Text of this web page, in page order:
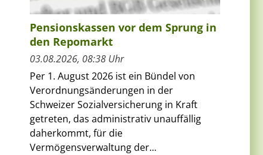
Pensionskassen vor dem Sprung in
den Repomarkt
03.08.2026, 08:38 Uhr
Per 1. August 2026 ist ein Bündel von
Verordnungsänderungen in der
Schweizer Sozialversicherung in Kraft
getreten, das administrativ unauffällig
daherkommt, für die
Vermögensverwaltung der...